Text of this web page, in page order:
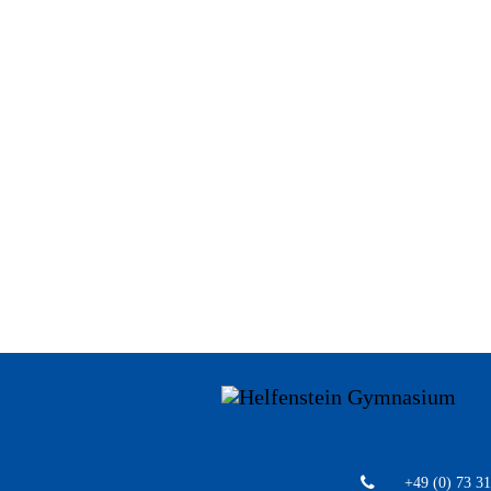
+49 (0) 73